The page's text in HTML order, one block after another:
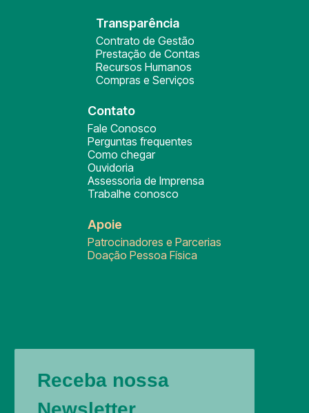
Transparência
Contrato de Gestão
Prestação de Contas
Recursos Humanos
Compras e Serviços
Contato
Fale Conosco
Perguntas frequentes
Como chegar
Ouvidoria
Assessoria de Imprensa
Trabalhe conosco
Apoie
Patrocinadores e Parcerias
Doação Pessoa Física